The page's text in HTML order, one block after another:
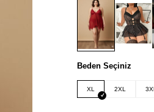
Beden Seçiniz
XL 2XL